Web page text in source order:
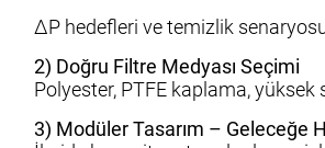
ΔP hedefleri ve temizlik
2) Doğru Filtre Medyası Seçimi
Polyester, PTFE kaplama, yüksek
3) Modüler Tasarım – Geleceğe